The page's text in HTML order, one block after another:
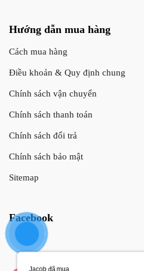
Hướng dẫn mua hàng
Cách mua hàng
Điều khoản & Quy định chung
Chính sách vận chuyển
Chính sách thanh toán
Chính sách đổi trả
Chính sách bảo mật
Sitemap
Facebook
Jacob đã mua